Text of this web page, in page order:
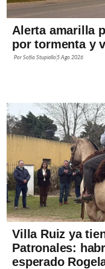
Alerta amarilla
por tormenta y
PorSofía Stupiello 5 Ago 2026
Villa Ruiz ya
Patronales:
esperado